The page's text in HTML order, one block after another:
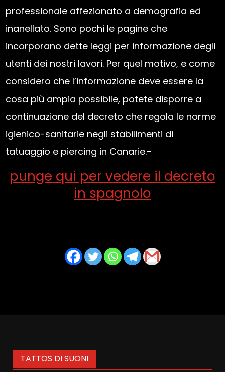
professionale affezionato a demografia ed
inanellato. Sono pochi le pagine che
incorporano dette leggi per informazione degli
utenti dei nostri lavori. Per quel motivo, e come
considero che l’informazione deve essere la
cosa più ampia possibile, potete disporre a
continuazione del decreto che regola le norme
igienico-sanitarie negli stabilimenti di
tatuaggio e piercing in Canarie.-
punge qui per vedere il decreto
in spagnolo
TATTOS DI SUONI